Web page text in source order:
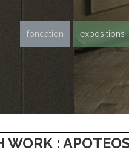
fondation expositions
WORK :